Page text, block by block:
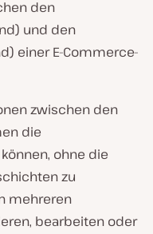
den
und den
einer E-Commerce-
zwischen den
die
ohne die
zu
mehreren
bearbeiten oder